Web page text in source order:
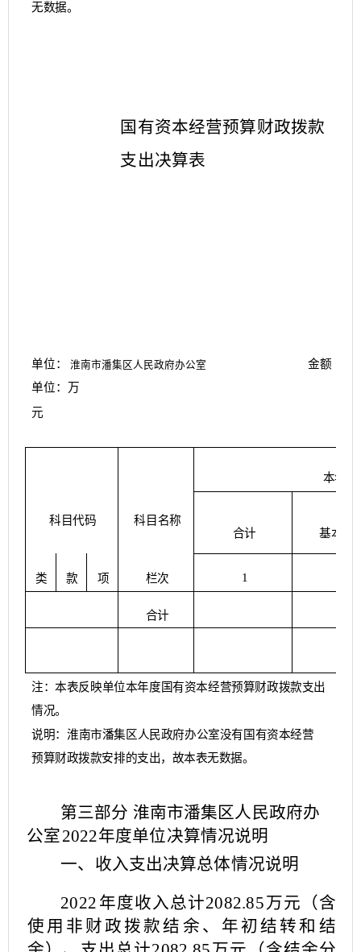
无数据。
国有资本经营预算财政拨款
支出决算表
单位： 淮南市潘集区人民政府办公室
金额
单位：万
元
科目代码 科目名称
本年支
合计 基本支
类 款 项 栏次 1
合计
注：本表反映单位本年度国有资本经营预算财政拨款支出
情况。
说明：淮南市潘集区人民政府办公室没有国有资本经营
预算财政拨款安排的支出，故本表无数据。
第三部分 淮南市潘集区人民政府办
公室2022年度单位决算情况说明
一、收入支出决算总体情况说明
2022 年度收入总计2082.85万元（含
使用非财政拨款结余、 年初结转和结